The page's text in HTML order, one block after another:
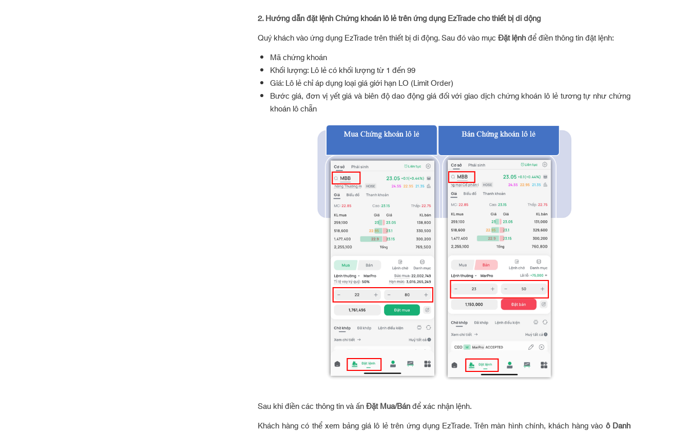
2.Hướng dẫn đặt lệnh Chứng khoán lô lẻ trên ứng dụng EzTrade cho thiết bị di dộng
Quý khách vào ứng dụng EzTrade trên thiết bị di động. Sau đó vào mụcĐặt lệnhđể điền thông tin đặt lệnh:
Mã chứng khoán
Khối lượng: Lô lẻ có khối lượng từ 1 đến 99
Giá: Lô lẻ chỉ áp dụng loại giá giới hạn LO (Limit Order)
Bước giá, đơn vị yết giá và biên độ dao động giá đối với giao dịch chứng khoán lô lẻ tương tự như chứng
khoán lô chẵn
Sau khi điền các thông tin và ấnĐặt Mua/Bánđể xác nhận lệnh.
Khách hàng có thể xem bảng giá lô lẻ trên ứng dụng EzTrade. Trên màn hình chính, khách hàng vào ô Danh